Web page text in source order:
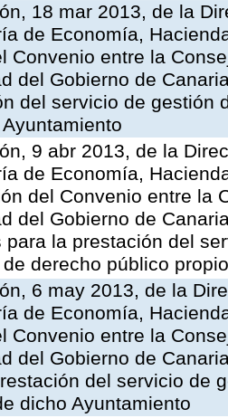
18 mar 2013, de la
de Economía,
Convenio entre la
del Gobierno de
del servicio de gestión
9 abr 2013, de la
de Economía,
del Convenio entre la
del Gobierno de
para la prestación del
derecho público
6 may 2013, de la
de Economía,
Convenio entre la
del Gobierno de
del servicio de
dicho Ayuntamiento